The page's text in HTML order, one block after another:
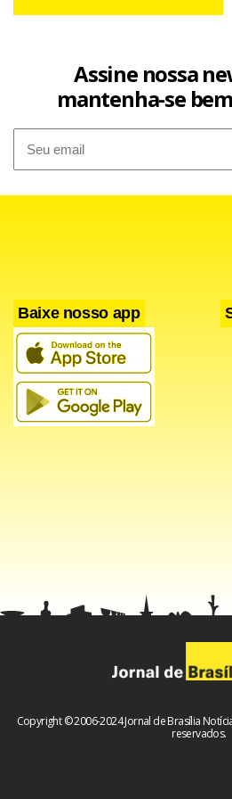
Até porque esse besteirol de
influenciador, o general João
presidia a República do Brasil num
nos anos de 1980, funcionando
voto das mulheres brasileiras,
A mais famosa talvez tenha sido a
Assine nossa
mantenha-se
Baixe nosso app
Copyright © 2006-2024 Jornal de Brasília
reservados.